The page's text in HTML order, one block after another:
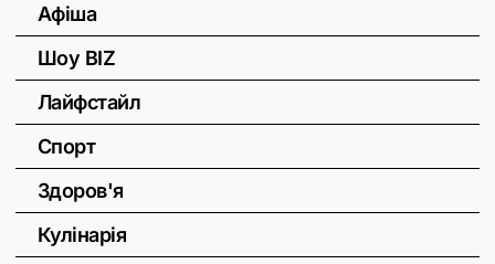
Афіша
Шоу BIZ
Лайфстайл
Спорт
Здоров'я
Кулінарія